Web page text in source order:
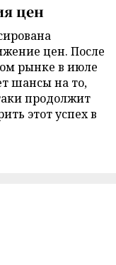
цен
цен. После
рынке в июле
шансы на то,
продолжит
этот успех в